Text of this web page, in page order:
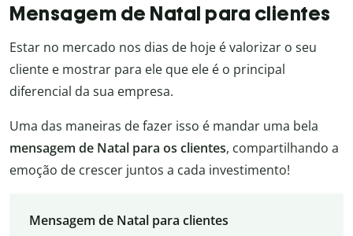
Mensagem de Natal para clientes
Estar no mercado nos dias de hoje é valorizar o seu
cliente e mostrar para ele que ele é o principal
diferencial da sua empresa.
Uma das maneiras de fazer isso é mandar uma bela
mensagem de Natal para os clientes, compartilhando a
emoção de crescer juntos a cada investimento!
Mensagem de Natal para clientes